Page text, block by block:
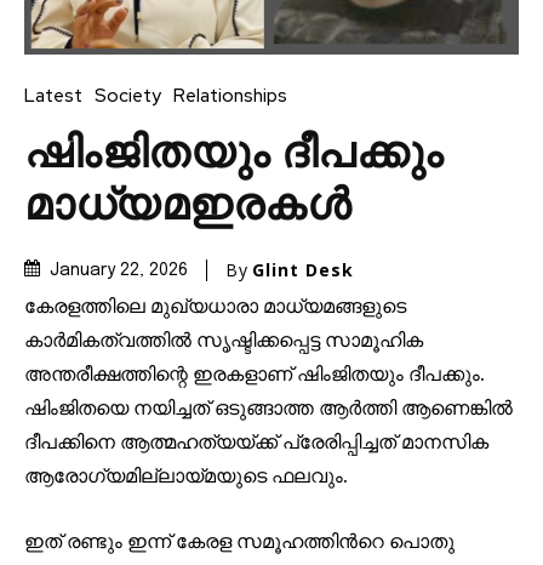
Latest Society Relationships
ഷിംജിതയും ദീപക്കും
മാധ്യമഇരകൾ
January 22, 2026 By Glint Desk
കേരളത്തിലെ മുഖ്യധാരാ മാധ്യമങ്ങളുടെ
കാർമികത്വത്തിൽ സൃഷ്ടിക്കപ്പെട്ട സാമൂഹിക
അന്തരീക്ഷത്തിന്റെ ഇരകളാണ് ഷിംജിതയും ദീപക്കും.
ഷിംജിതയെ നയിച്ചത് ഒടുങ്ങാത്ത ആർത്തി ആണെങ്കിൽ
ദീപക്കിനെ ആത്മഹത്യയ്ക്ക് പ്രേരിപ്പിച്ചത് മാനസിക
ആരോഗ്യമില്ലായ്മയുടെ ഫലവും.
ഇത് രണ്ടും ഇന്ന് കേരള സമൂഹത്തിൻറെ പൊതു